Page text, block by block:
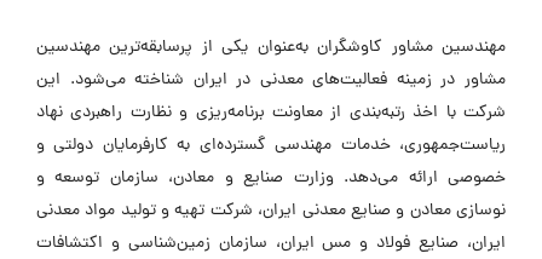
مهندسین مشاور کاوشگران به‌عنوان یکی از پرسابقه‌ترین مهندسین
مشاور در زمینه فعالیت‌های معدنی در ایران شناخته می‌شود. این
شرکت با اخذ رتبه‌بندی از معاونت برنامه‌ریزی و نظارت راهبردی نهاد
ریاست‌جمهوری، خدمات مهندسی گسترده‌ای به کارفرمایان دولتی و
خصوصی ارائه می‌دهد. وزارت صنایع و معادن، سازمان توسعه و
نوسازی معادن و صنایع معدنی ایران، شرکت تهیه و تولید مواد معدنی
ایران، صنایع فولاد و مس ایران، سازمان زمین‌شناسی و اکتشافات